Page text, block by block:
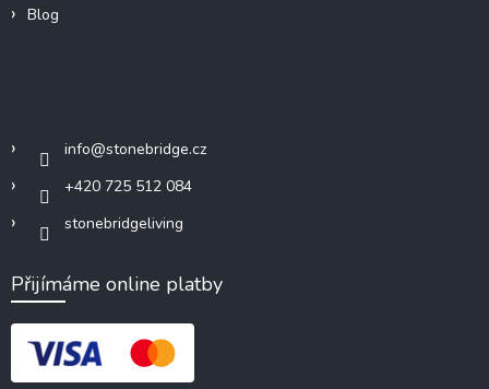
Blog
info@stonebridge.cz
+420 725 512 084
stonebridgeliving
Přijímáme online platby